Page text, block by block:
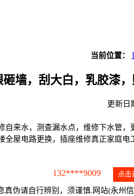
当前位置：
墙，刮大白，乳胶漆
更新日
自来水，测查漏水点，维修下水管
全屋电路更换，插座维修真正家庭
132****9009 点击
真伪请自行辨别，须谨慎.网站(永州